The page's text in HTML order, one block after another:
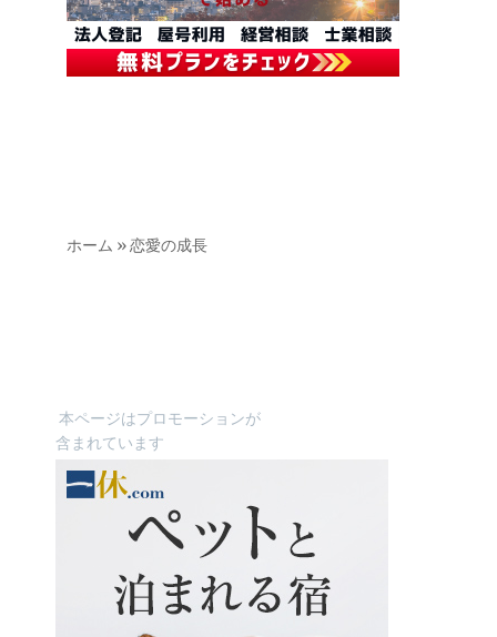
ホーム »恋愛の成長
本ページはプロモーションが
含まれています